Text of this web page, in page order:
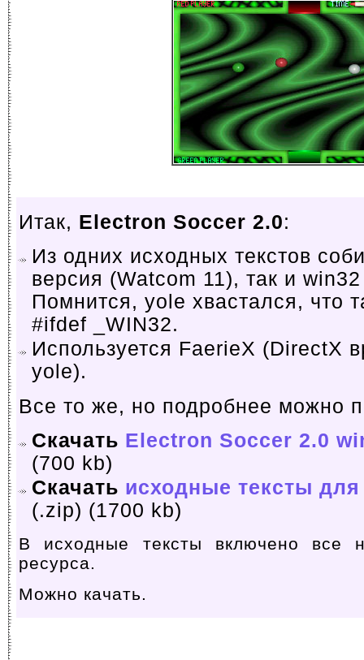
Итак, Electron Soccer 2.0:
Из одних исходных текстов
версия (Watcom 11), так и
Помнится, yole хвастался, что
#ifdef _WIN32.
Используется FaerieX (DirectX
yole).
Все то же, но подробнее можно
Скачать Electron Soccer 2.0
(700 kb)
Скачать исходные тексты
(.zip) (1700 kb)
В исходные тексты включено все
ресурса.
Можно качать.